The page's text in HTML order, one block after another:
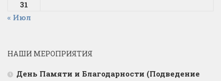
31
« Июл
НАШИ МЕРОПРИЯТИЯ
День Памяти и Благодарности (Подведение